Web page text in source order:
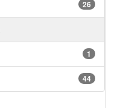
26
1
44